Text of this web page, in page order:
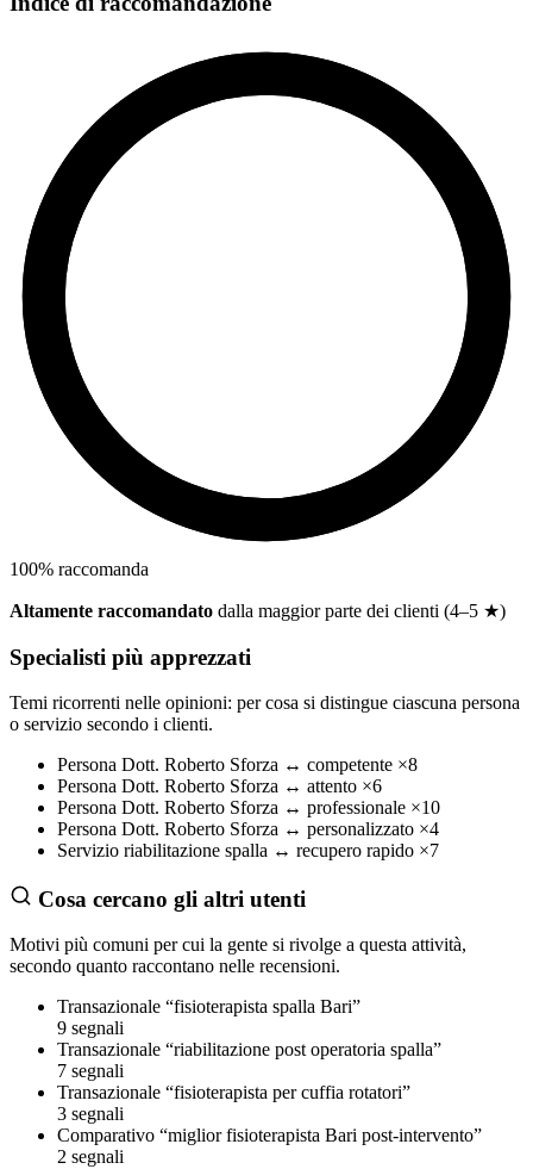
100% raccomanda
Altamente raccomandato dalla maggior parte dei clienti (4–5 ★)
Specialisti più apprezzati
Temi ricorrenti nelle opinioni: per cosa si distingue ciascuna persona
o servizio secondo i clienti.
Persona Dott. Roberto Sforza ↔ competente ×8
Persona Dott. Roberto Sforza ↔ attento ×6
Persona Dott. Roberto Sforza ↔ professionale ×10
Persona Dott. Roberto Sforza ↔ personalizzato ×4
Servizio riabilitazione spalla ↔ recupero rapido ×7
Cosa cercano gli altri utenti
Motivi più comuni per cui la gente si rivolge a questa attività,
secondo quanto raccontano nelle recensioni.
Transazionale “fisioterapista spalla Bari”
9 segnali
Transazionale “riabilitazione post operatoria spalla”
7 segnali
Transazionale “fisioterapista per cuffia rotatori”
3 segnali
Comparativo “miglior fisioterapista Bari post-intervento”
2 segnali